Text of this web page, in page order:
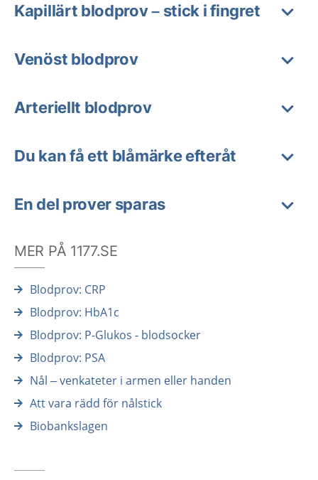
Kapillärt blodprov – stick i fingret
Venöst blodprov
Arteriellt blodprov
Du kan få ett blåmärke efteråt
En del prover sparas
MER PÅ 1177.SE
Blodprov: CRP
Blodprov: HbA1c
Blodprov: P-Glukos - blodsocker
Blodprov: PSA
Nål – venkateter i armen eller handen
Att vara rädd för nålstick
Biobankslagen